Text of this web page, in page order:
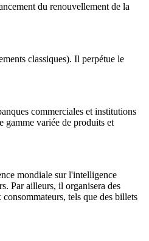
du renouvellement de la
classiques). Il perpétue le
commerciales et institutions
gamme variée de produits et
mondiale sur l'intelligence
Par ailleurs, il organisera des
tels que des billets